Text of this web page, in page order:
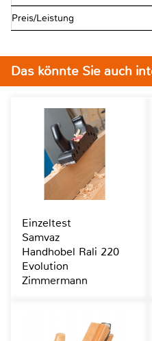
Preis/Leistung
Das könnte Sie auch
Einzeltest
Samvaz
Handhobel Rali 220
Evolution
Zimmermann